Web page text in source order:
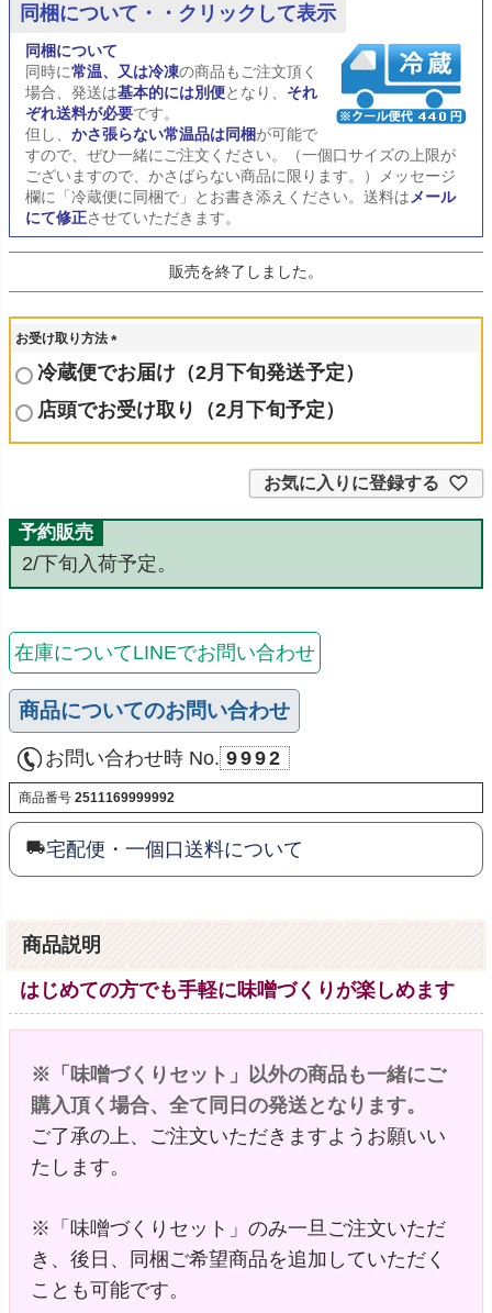
同梱について・・クリックして表示
同梱について
同時に常温、又は冷凍の商品もご注文頂く
場合、発送は基本的には別便となり、 それ
ぞれ送料が必要です。
但し、 かさ張らない常温品は同梱が可能で
すので、ぜひ一緒にご注文ください。（一個口サイズの上限が
ございますので、かさばらない商品に限ります。）メッセージ
欄に「冷蔵便に同梱で」とお書き添えください。送料は メール
にて修正させていただきます。
販売を終了しました。
お受け取り方法
(
必
須
)
冷蔵便でお届け（2月下旬発送予定）
店頭でお受け取り（2月下旬予定）
お気に入りに登録する
予約販売
2/下旬入荷予定。
在庫についてLINEでお問い合わせ
商品についてのお問い合わせ
お問い合わせ時 No. 9992
商品番号 2511169999992
宅配便・一個口送料について
商品説明
はじめての方でも手軽に味噌づくりが楽しめます
※「味噌づくりセット」以外の商品も一緒にご
購入頂く場合、全て同日の発送となります。
ご了承の上、ご注文いただきますようお願いい
たします。
※「味噌づくりセット」のみ一旦ご注文いただ
き、後日、同梱ご希望商品を追加していただく
ことも可能です。